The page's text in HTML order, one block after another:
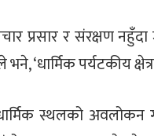
प्रसार र संरक्षण
‘धार्मिक पर्यटकीय
धार्मिक स्थलको